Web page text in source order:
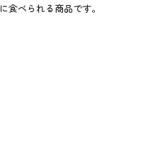
食べられる商品です。